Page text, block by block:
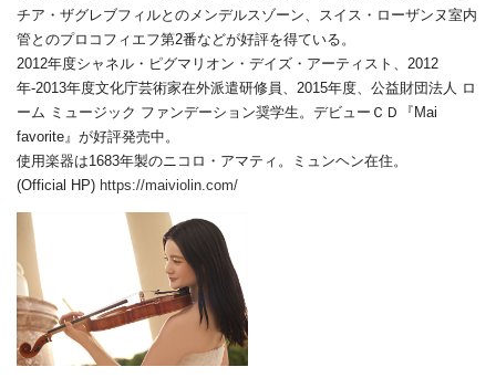
チア・ザグレブフィルとのメンデルスゾーン、スイス・ローザンヌ室内
管とのプロコフィエフ第2番などが好評を得ている。
2012年度シャネル・ピグマリオン・デイズ・アーティスト、2012
年-2013年度文化庁芸術家在外派遣研修員、2015年度、公益財団法人 ロ
ーム ミュージック ファンデーション奨学生。デビューＣＤ『Mai
favorite』が好評発売中。
使用楽器は1683年製のニコロ・アマティ。ミュンヘン在住。
(Official HP) https://maiviolin.com/